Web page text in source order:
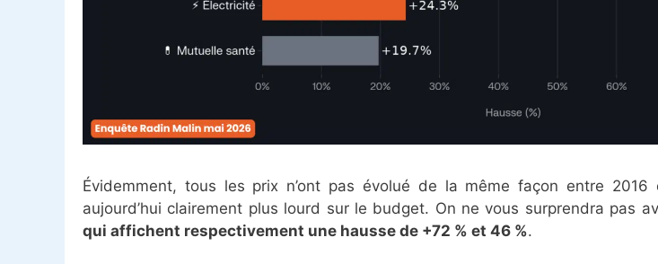
Évidemment, tous les prix n’ont pas évolué de la même façon entre
aujourd’hui clairement plus lourd sur le budget. On ne vous surprendra pas
qui affichent respectivement une hausse de +72 % et 46 %.